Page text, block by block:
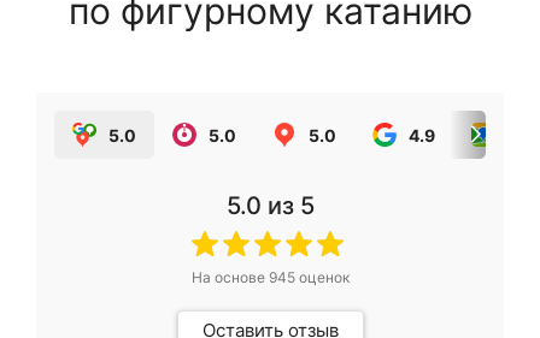
по фигурному катанию
5.0 5.0 5.0 4.9
5.0 из 5
На основе 945оценок
Оставить отзыв